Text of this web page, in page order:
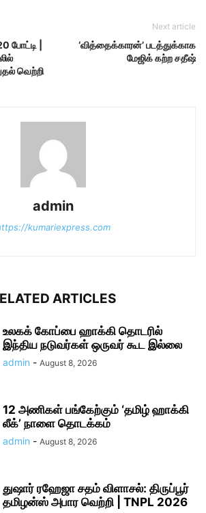
போட்டி |
வெற்றி
Next article
‘வித்தைக்காரன்’ படத்துக்காக
மேஜிக் கற்ற சதீஷ்
admin
kumariexpress.com
ARTICLES
உலகக் கோப்பை ஹாக்கி தொடரில்
இந்திய நடுவர்கள் ஒருவர் கூட இல்லை
admin - August 8, 2026
12 அணிகள் பங்கேற்கும் ‘தமிழ் ஹாக்கி
லீக்’ நாளை தொடக்கம்
admin - August 8, 2026
துஷார் ரஹேஜா சதம் விளாசல்: திருப்பூர்
தமிழன்ஸ் அபார வெற்றி | TNPL 2026